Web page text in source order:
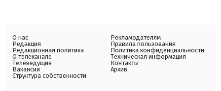
О нас
Редакция
Редакционная политика
О телеканале
Телеведущие
Вакансии
Структура собственности
Рекламодателям
Правила пользования
Политика конфиденциальности
Техническая информация
Контакты
Архив